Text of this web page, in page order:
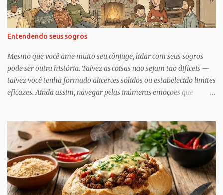
Entendendo seus sogros
Mesmo que você ame muito seu cônjuge, lidar com seus sogros
pode ser outra história. Talvez as coisas não sejam tão difíceis —
talvez você tenha formado alicerces sólidos ou estabelecido limites
eficazes. Ainda assim, navegar pelas inúmeras emoções que
professor da Escola de Serviço Social da Universidade de
Maryland. Greif é coautor de In-Law Relationships: Mothers,
Daughters, Fathers, and Sons , para o qual ele e o coautor Michael
Wooley, PhD, MSW, DCSW, entrevistaram mais de 1.500 sogros
para compartilhar como esses relacionamentos, embora às vezes
complicados, também pode ser gratificante e